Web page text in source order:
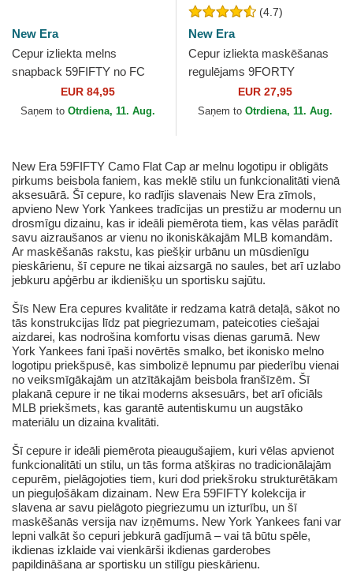
New Era
Cepur izliekta melns
snapback 59FIFTY no FC
Barcelona LALIGA no New
Era
EUR 84,95
Saņem to Otrdiena, 11. Aug.
(4.7)
New Era
Cepur izliekta maskēšanas
regulējams 9FORTY
Essential no New York
Yankees MLB no New Era
EUR 27,95
Saņem to Otrdiena, 11. Aug.
New Era 59FIFTY Camo Flat Cap ar melnu logotipu ir obligāts
pirkums beisbola faniem, kas meklē stilu un funkcionalitāti vienā
aksesuārā. Šī cepure, ko radījis slavenais New Era zīmols,
apvieno New York Yankees tradīcijas un prestižu ar modernu un
drosmīgu dizainu, kas ir ideāli piemērota tiem, kas vēlas parādīt
savu aizraušanos ar vienu no ikoniskākajām MLB komandām.
Ar maskēšanās rakstu, kas piešķir urbānu un mūsdienīgu
pieskārienu, šī cepure ne tikai aizsargā no saules, bet arī uzlabo
jebkuru apģērbu ar ikdienišķu un sportisku sajūtu.
Šīs New Era cepures kvalitāte ir redzama katrā detaļā, sākot no
tās konstrukcijas līdz pat piegriezumam, pateicoties ciešajai
aizdarei, kas nodrošina komfortu visas dienas garumā. New
York Yankees fani īpaši novērtēs smalko, bet ikonisko melno
logotipu priekšpusē, kas simbolizē lepnumu par piederību vienai
no veiksmīgākajām un atzītākajām beisbola franšīzēm. Šī
plakanā cepure ir ne tikai moderns aksesuārs, bet arī oficiāls
MLB priekšmets, kas garantē autentiskumu un augstāko
materiālu un dizaina kvalitāti.
Šī cepure ir ideāli piemērota pieaugušajiem, kuri vēlas apvienot
funkcionalitāti un stilu, un tās forma atšķiras no tradicionālajām
cepurēm, pielāgojoties tiem, kuri dod priekšroku strukturētākam
un pieguļošākam dizainam. New Era 59FIFTY kolekcija ir
slavena ar savu pielāgoto piegriezumu un izturību, un šī
maskēšanās versija nav izņēmums. New York Yankees fani var
lepni valkāt šo cepuri jebkurā gadījumā – vai tā būtu spēle,
ikdienas izklaide vai vienkārši ikdienas garderobes
papildināšana ar sportisku un stilīgu pieskārienu.